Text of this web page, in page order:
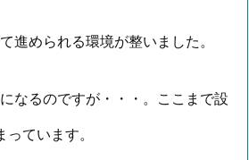
進められる環境が整いました。
なるのですが・・・。ここまで設
ています。